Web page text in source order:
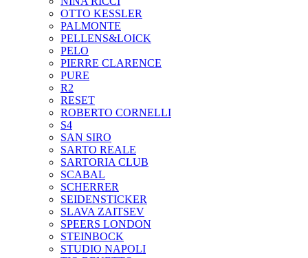
OTTO KESSLER
PALMONTE
PELLENS&LOICK
PELO
PIERRE CLARENCE
PURE
R2
RESET
ROBERTO CORNELLI
S4
SAN SIRO
SARTO REALE
SARTORIA CLUB
SCABAL
SCHERRER
SEIDENSTICKER
SLAVA ZAITSEV
SPEERS LONDON
STEINBOCK
STUDIO NAPOLI